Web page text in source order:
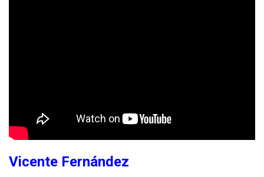
Vicente Fernández